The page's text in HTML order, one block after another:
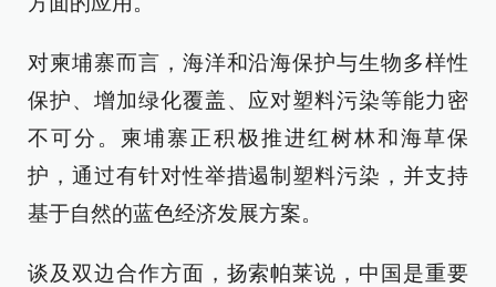
对柬埔寨而言，海洋和沿海保护与生物多样性
保护、增加绿化覆盖、应对塑料污染等能力密
不可分。柬埔寨正积极推进红树林和海草保
护，通过有针对性举措遏制塑料污染，并支持
基于自然的蓝色经济发展方案。
谈及双边合作方面，扬索帕莱说，中国是重要